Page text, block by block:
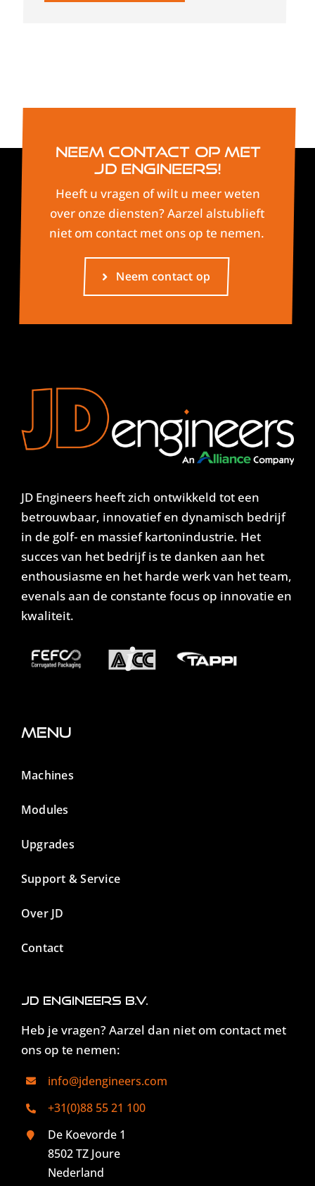
Neem contact op met
JD Engineers!
Heeft u vragen of wilt u meer weten
over onze diensten? Aarzel alstublieft
niet om contact met ons op te nemen.
Neem contact op
JD Engineers heeft zich ontwikkeld tot een
betrouwbaar, innovatief en dynamisch bedrijf
in de golf- en massief kartonindustrie. Het
succes van het bedrijf is te danken aan het
enthousiasme en het harde werk van het team,
evenals aan de constante focus op innovatie en
kwaliteit.
Menu
Machines
Modules
Upgrades
Support & Service
Over JD
Contact
JD Engineers B.V.
Heb je vragen? Aarzel dan niet om contact met
ons op te nemen:
info@jdengineers.com
+31(0)88 55 21 100
De Koevorde 1
8502 TZ Joure
Nederland